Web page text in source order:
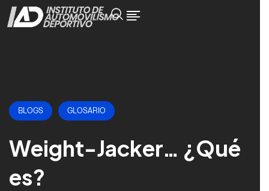
BLOGS GLOSARIO
Weight-Jacker… ¿Qué
es?